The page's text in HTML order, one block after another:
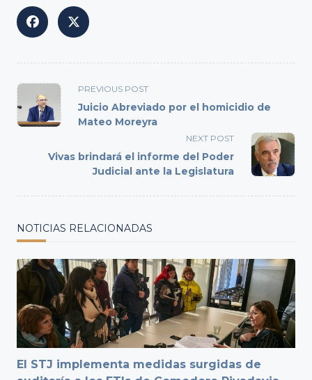
<span
class="nav-
subtitle
reader-
text">Page</span>
PREVIOUS POST
Juicio Abreviado por el homicidio de
Mateo Moreyra
NEXT POST
Vivas brindará el informe del Poder
Judicial ante la Legislatura
NOTICIAS RELACIONADAS
El STJ implementa medidas surgidas de